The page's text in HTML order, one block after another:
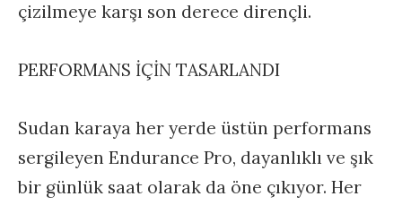
çizilmeye karşı son derece dirençli.
PERFORMANS İÇİN TASARLANDI
Sudan karaya her yerde üstün performans
sergileyen Endurance Pro, dayanlıklı ve şık
bir günlük saat olarak da öne çıkıyor. Her